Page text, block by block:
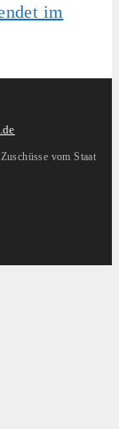
vom Staat